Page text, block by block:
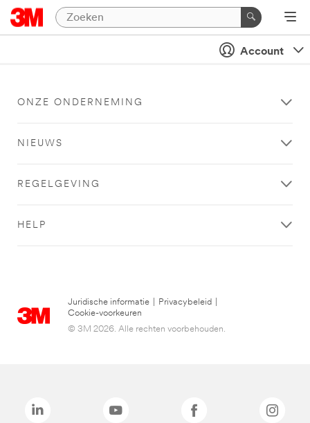
Account
ONZE ONDERNEMING
NIEUWS
REGELGEVING
HELP
Juridische informatie Privacybeleid
Cookie-voorkeuren
© 3M 2026. Alle rechten voorbehouden.